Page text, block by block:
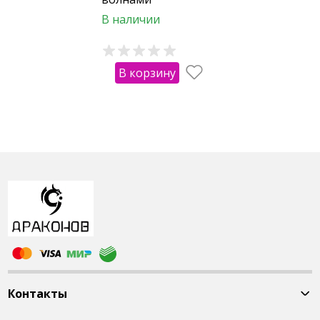
11. Денежное дерево
жёлтый, белый, синий, зелёный - символы
пяти стихий: огонь, земля, металл, вода,
Видео-инструкцию с подробным рассказом
Наталии Правдиной о том, как собирать
«Вазу Богатства» и ритуалом тибетского
благословления мы высылаем на
электронную почту!
В наличии
В корзину
Контакты